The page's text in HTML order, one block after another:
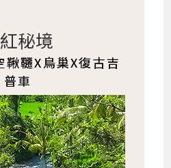
秘境
鞦韆X鳥巢X復古吉
普車